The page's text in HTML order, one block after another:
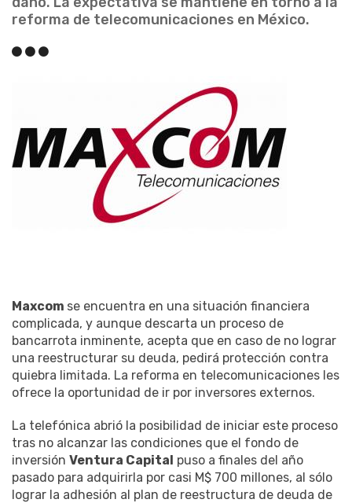
reforma de telecomunicaciones en México.
Maxcom se encuentra en una situación financiera
complicada, y aunque descarta un proceso de
bancarrota inminente, acepta que en caso de no lograr
una reestructurar su deuda, pedirá protección contra
quiebra limitada. La reforma en telecomunicaciones les
ofrece la oportunidad de ir por inversores externos.
La telefónica abrió la posibilidad de iniciar este proceso
tras no alcanzar las condiciones que el fondo de
inversión Ventura Capital puso a finales del año
pasado para adquirirla por casi M$ 700 millones, al sólo
lograr la adhesión al plan de reestructura de deuda de